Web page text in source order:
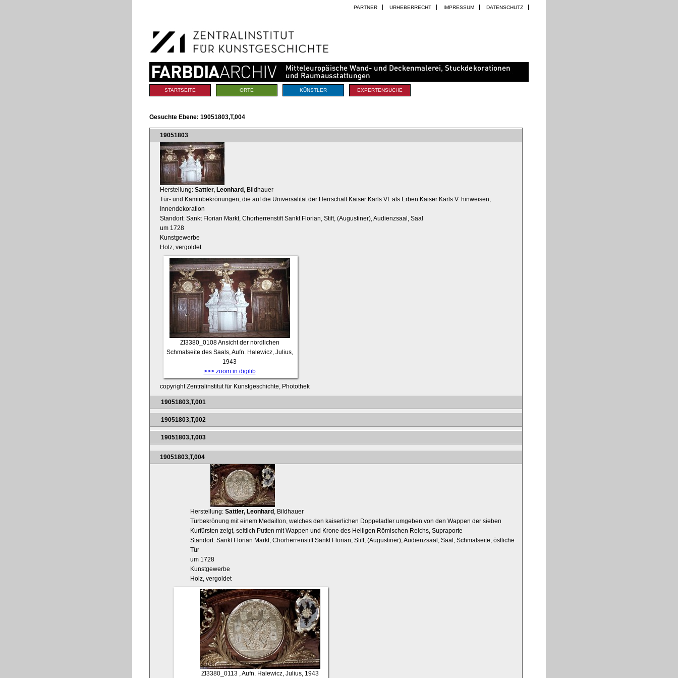
Navigation
PARTNER URHEBERRECHT IMPRESSUM DATENSCHUTZ
Sektionen
STARTSEITE ORTE KÜNSTLER EXPERTENSUCHE
Gesuchte Ebene: 19051803,T,004
19051803
Herstellung: Sattler, Leonhard , Bildhauer
Tür- und Kaminbekrönungen, die auf die Universalität der Herrschaft Kaiser Karls VI. als Erben Kaiser Karls V. hinweisen,
Innendekoration
Standort: Sankt Florian Markt, Chorherrenstift Sankt Florian, Stift, (Augustiner), Audienzsaal, Saal
um 1728
Kunstgewerbe
Holz, vergoldet
ZI3380_0108Ansicht der nördlichen
Schmalseite des Saals, Aufn. Halewicz, Julius,
1943
>>> zoom in digilib
copyright Zentralinstitut für Kunstgeschichte, Photothek
19051803,T,001
19051803,T,002
19051803,T,003
19051803,T,004
Herstellung: Sattler, Leonhard , Bildhauer
Türbekrönung mit einem Medaillon, welches den kaiserlichen Doppeladler umgeben von den Wappen der sieben
Kurfürsten zeigt, seitlich Putten mit Wappen und Krone des Heiligen Römischen Reichs, Supraporte
Standort: Sankt Florian Markt, Chorherrenstift Sankt Florian, Stift, (Augustiner), Audienzsaal, Saal, Schmalseite, östliche
Tür
um 1728
Kunstgewerbe
Holz, vergoldet
ZI3380_0113 , Aufn. Halewicz, Julius, 1943